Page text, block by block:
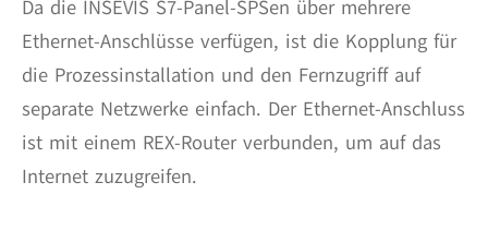
Da die INSEVIS S7-Panel-SPSen über mehrere
Ethernet-Anschlüsse verfügen, ist die Kopplung für
die Prozessinstallation und den Fernzugriff auf
separate Netzwerke einfach. Der Ethernet-Anschluss
ist mit einem REX-Router verbunden, um auf das
Internet zuzugreifen.